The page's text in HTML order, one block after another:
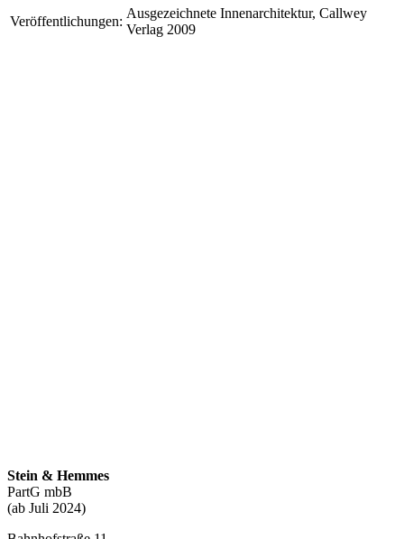
Veröffentlichungen:
Ausgezeichnete Innenarchitektur, Callwey
Verlag 2009
Stein & Hemmes
PartG mbB
(ab Juli 2024)